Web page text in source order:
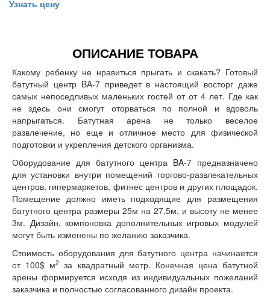
Узнать цену
ОПИСАНИЕ ТОВАРА
Какому ребенку не нравиться прыгать и скакать? Готовый
батутный центр BA-7 приведет в настоящий восторг даже
самых непоседливых маленьких гостей от от 4 лет. Где как
не здесь они смогут оторваться по полной и вдоволь
напрыгаться. Батутная арена не только веселое
развлечение, но еще и отличное место для физической
подготовки и укрепления детского организма.
Оборудование для батутного центра BA-7 предназначено
для установки внутри помещений торгово-развлекательных
центров, гипермаркетов, фитнес центров и других площадок.
Помещение должно иметь подходящие для размещения
батутного центра размеры 25м на 27,5м, и высоту не менее
3м. Дизайн, компоновка дополнительных игровых модулей
могут быть изменены по желанию заказчика.
Стоимость оборудования для батутного центра начинается
от 100$ м2 за квадратный метр. Конечная цена батутной
арены формируется исходя из индивидуальных пожеланий
заказчика и полностью согласованного дизайн проекта.